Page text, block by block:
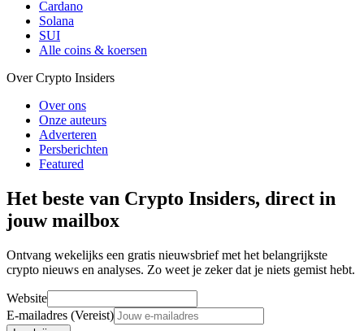
Cardano
Solana
SUI
Alle coins & koersen
Over Crypto Insiders
Over ons
Onze auteurs
Adverteren
Persberichten
Featured
Het beste van Crypto Insiders, direct in
jouw mailbox
Ontvang wekelijks een gratis nieuwsbrief met het belangrijkste
crypto nieuws en analyses. Zo weet je zeker dat je niets gemist hebt.
Website
E-mailadres (Vereist)